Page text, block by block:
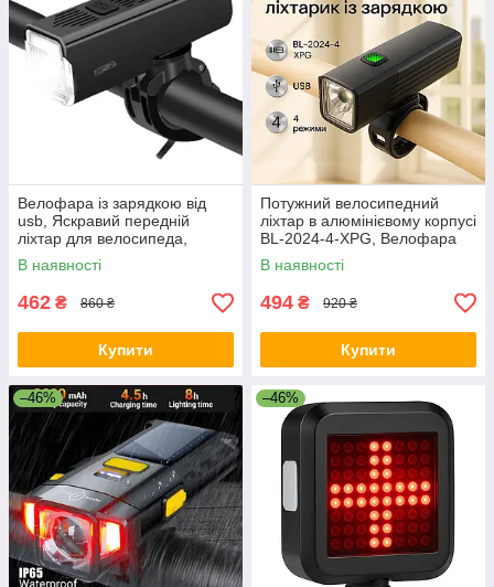
Велофара із зарядкою від
usb, Яскравий передній
ліхтар для велосипеда,
Велосипедний ліхтар
waterproof VT-33
В наявності
462 ₴ 860 ₴
Купити
Потужний велосипедний
ліхтар в алюмінієвому корпусі
BL-2024-4-XPG, Велофара
ліхтар акумуляторний RY-59
В наявності
494 ₴ 920 ₴
Купити
–46% –46%